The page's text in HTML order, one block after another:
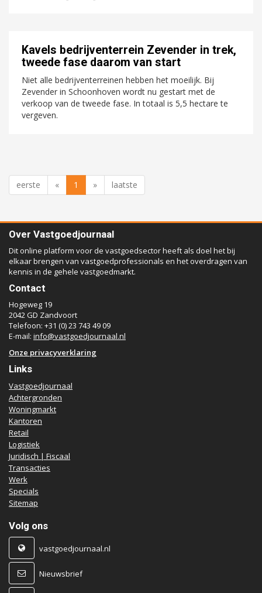
Kavels bedrijventerrein Zevender in trek,
tweede fase daarom van start
Niet alle bedrijventerreinen hebben het moeilijk. Bij
Zevender in Schoonhoven wordt nu gestart met de
verkoop van de tweede fase. In totaal is 5,5 hectare te
vergeven.
eerste « 1 » laatste
Over Vastgoedjournaal
Dit online platform voor de vastgoedsector heeft als doel het bij
elkaar brengen van vastgoedprofessionals en het overdragen van
kennis in de gehele vastgoedmarkt.
Contact
Hogeweg 19
2042 GD Zandvoort
Telefoon: +31 (0) 23 743 49 09
E-mail: info@vastgoedjournaal.nl
Onze privacyverklaring
Links
Vastgoedjournaal
Achtergronden
Woningmarkt
Kantoren
Retail
Logistiek
Juridisch | Fiscaal
Transacties
Werk
Specials
Sitemap
Volg ons
vastgoedjournaal.nl
Nieuwsbrief